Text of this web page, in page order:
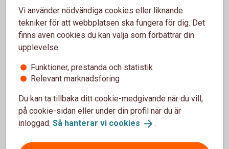
Hur kan en villahemförsäkring
hjälpa?
Professionell skadedjursbekämpning
Många villahemförsäkringar täcker kostnader för
professionell skadedjursbekämpning om skadedjuren
orsakat skador som täcks av försäkringen
Vi använder nödvändiga cookies eller liknande
tekniker för att webbplatsen ska fungera för dig. Det
finns även cookies du kan välja som förbättrar din
upplevelse:
Funktioner, prestanda och statistik
Relevant marknadsföring
Du kan ta tillbaka ditt cookie-medgivande när du vill,
på cookie-sidan eller under din profil när du är
inloggad. Så hanterar vi cookies .